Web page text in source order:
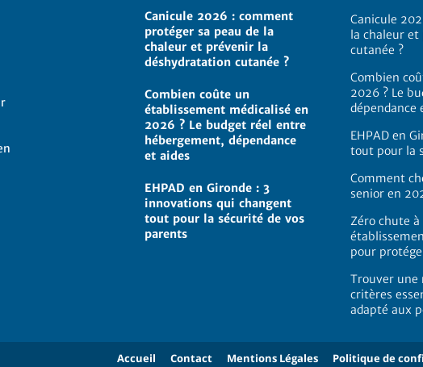
Canicule 2026 : comment
protéger sa peau de la
chaleur et prévenir la
déshydratation cutanée ?
Combien coûte un
établissement médicalisé en
2026 ? Le budget réel entre
hébergement, dépendance
et aides
EHPAD en Gironde : 3
innovations qui changent
tout pour la sécurité de vos
parents
Canicule
la chaleur
cutanée ?
Combien
2026 ? Le
dépendance
EHPAD en
tout pour la
Comment
senior en
Zéro chute
pour
Trouver une
critères
adapté aux
Accueil Contact Mentions Légales Politique de